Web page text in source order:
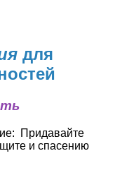
для
Придавайте
и спасению